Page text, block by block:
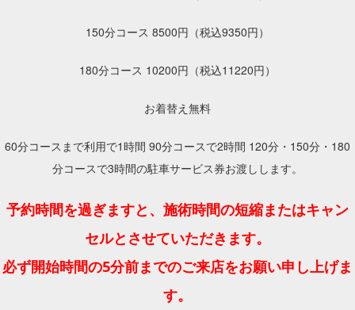
150分コース 8500円（税込9350円）
180分コース 10200円（税込11220円）
お着替え無料
60分コースまで利用で1時間 90分コースで2時間 120分・150分・180
分コースで3時間の駐車サービス券お渡しします。
予約時間を過ぎますと、施術時間の短縮またはキャン
セルとさせていただきます。
必ず開始時間の5分前までのご来店をお願い申し上げま
す。